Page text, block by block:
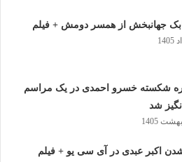
جهانبخش از همسر دومش + فیلم
شکسته خسرو احمدی در یک مراسم
شد
اکبر عبدی در آی سی یو + فیلم